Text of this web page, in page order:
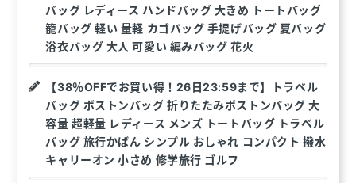
バッグ レディース ハンドバッグ 大きめ トートバッグ
籠バッグ 軽い 量軽 カゴバッグ 手提げバッグ 夏バッグ
浴衣バッグ 大人 可愛い 編みバッグ 花火
【38％OFFでお買い得！26日23:59まで】トラベル
バッグ ボストンバッグ 折りたたみボストンバッグ 大
容量 超軽量 レディース メンズ トートバッグ トラベル
バッグ 旅行かばん シンプル おしゃれ コンパクト 撥水
キャリーオン 小さめ 修学旅行 ゴルフ